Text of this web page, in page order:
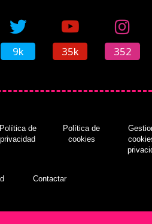
9k 35k 352
Política de
privacidad
Política de
cookies
Contactar